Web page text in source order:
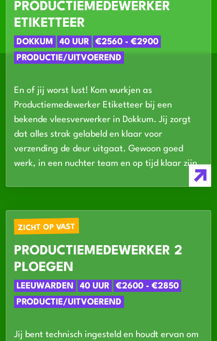
PRODUCTIEMEDEWERKER
ETIKETTEER
DOKKUM 40 UUR
€2560 - €2900
PRODUCTIE/UITVOEREND
En of jij worst lust! Kom wurkjen as
Productiemedewerker Etiketteer bij een
bekende vleesverwerker in Dokkum. Jij zorgt
dat alles strak gelabeld en klaar voor
verzending de deur uitgaat. Gewoon goed
werk, in een nuchter team en op tijd klaar zijn.
ZICHT OP VAST
PRODUCTIEMEDEWERKER 2
PLOEGEN
LEEUWARDEN 40 UUR
€2600 - €2850
PRODUCTIE/UITVOEREND
Jij bent technisch ingesteld en houdt ervan om